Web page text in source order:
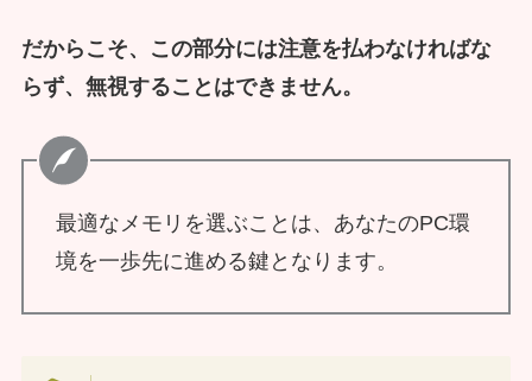
だからこそ、この部分には注意を払わなければな
らず、無視することはできません。
最適なメモリを選ぶことは、あなたのPC環
境を一歩先に進める鍵となります。